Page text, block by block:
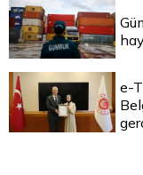
e-